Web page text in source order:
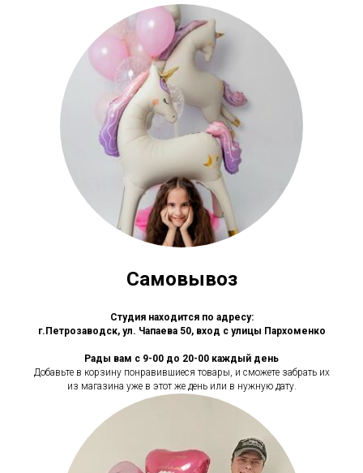
Самовывоз
Студия находится по адресу:
г.Петрозаводск, ул. Чапаева 50, вход с улицы Пархоменко
Рады вам с 9-00 до 20-00 каждый день
Добавьте в корзину понравившиеся товары, и сможете забрать их
из магазина уже в этот же день или в нужную дату.